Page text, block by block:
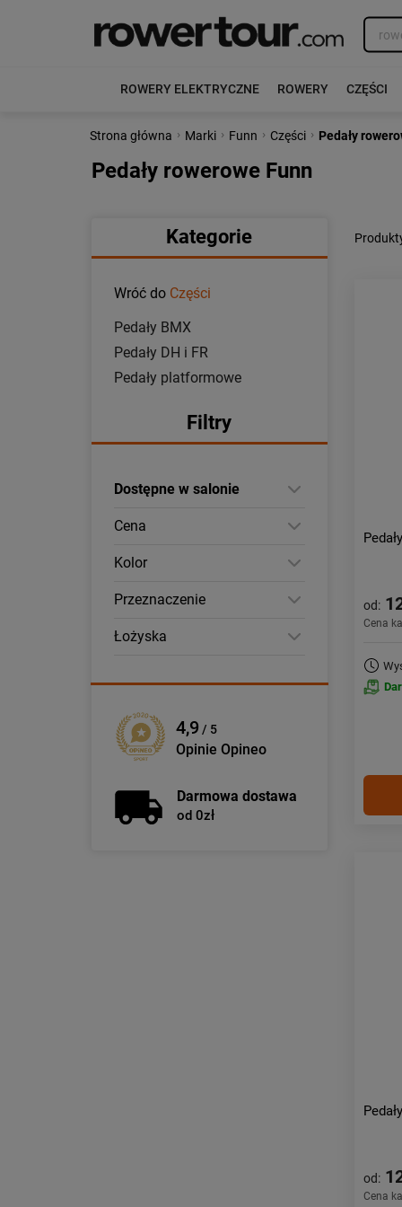
ROWERY ELEKTRYCZNE ROWERY CZĘŚCI
Strona główna › Marki › Funn › Części › Pedały
Pedały rowerowe Funn
Kategorie
Wróć do Części
Pedały BMX
Pedały DH i FR
Pedały platformowe
Filtry
Dostępne w salonie
Cena
Kolor
Przeznaczenie
Łożyska
4,9 / 5
Opinie Opineo
Darmowa dostawa
od 0zł
od:
Cena
od:
Cena